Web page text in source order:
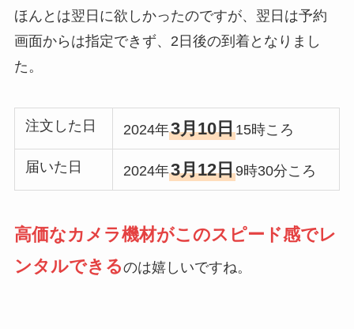
ほんとは翌日に欲しかったのですが、翌日は予約
画面からは指定できず、2日後の到着となりまし
た。
注文した日 2024年3月10日15時ころ
届いた日 2024年3月12日9時30分ころ
高価なカメラ機材がこのスピード感でレ
ンタルできるのは嬉しいですね。